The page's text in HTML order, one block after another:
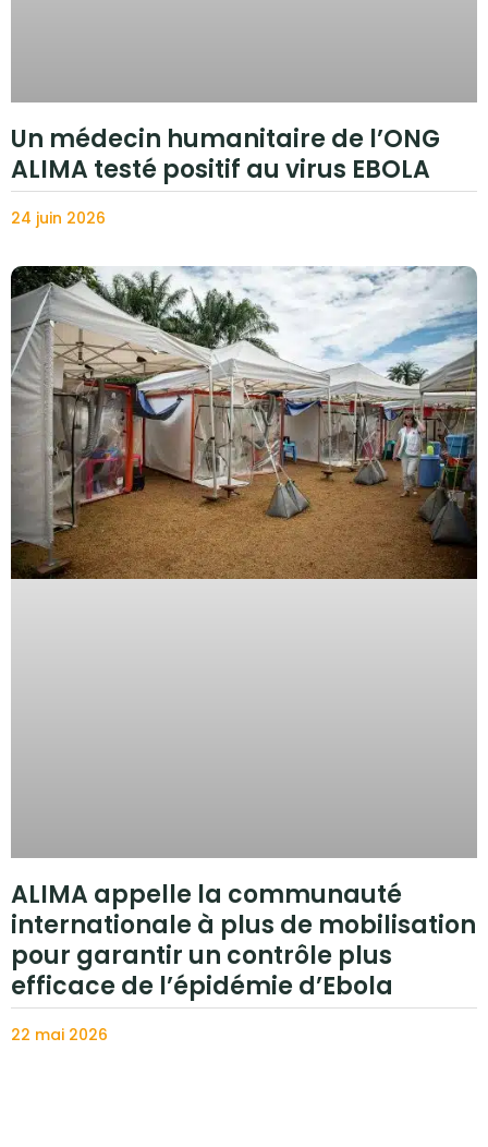
Un médecin humanitaire de l’ONG
ALIMA testé positif au virus EBOLA
24 juin 2026
ALIMA appelle la communauté
internationale à plus de mobilisation
pour garantir un contrôle plus
efficace de l’épidémie d’Ebola
22 mai 2026